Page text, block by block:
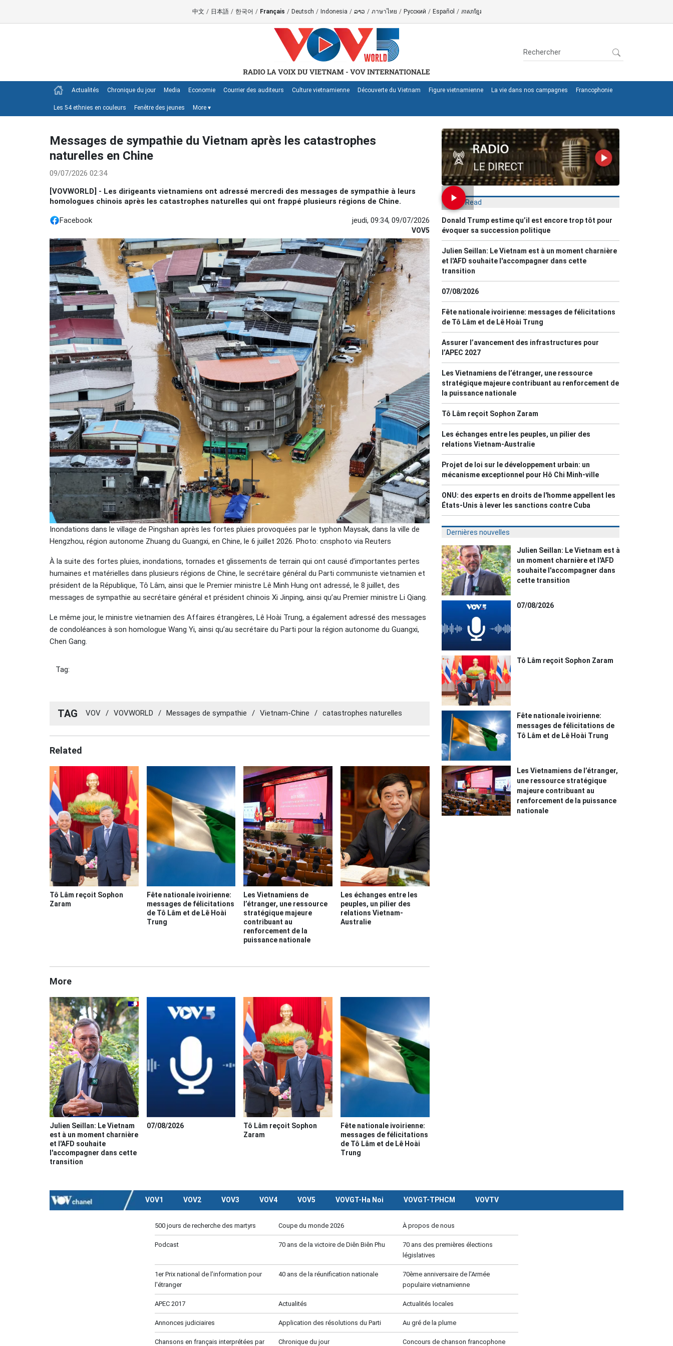
中文 / 日本語 / 한국어 / Français / Deutsch / Indonesia / ລາວ / ภาษาไทย / Русский / Español / ភាសាខ្មែរ
Actualités Chronique du jour Media Economie Courrier des auditeurs Culture vietnamienne Découverte du Vietnam Figure vietnamienne La vie dans nos campagnes Francophonie
Les 54 ethnies en couleurs Fenêtre des jeunes More ▾
Messages de sympathie du Vietnam après les catastrophes
naturelles en Chine
09/07/2026 02:34
[VOVWORLD] - Les dirigeants vietnamiens ont adressé mercredi des messages de sympathie à leurs
homologues chinois après les catastrophes naturelles qui ont frappé plusieurs régions de Chine.
Facebook jeudi, 09:34, 09/07/2026
VOV5
Inondations dans le village de Pingshan après les fortes pluies provoquées par le typhon Maysak, dans la ville de
Hengzhou, région autonome Zhuang du Guangxi, en Chine, le 6 juillet 2026. Photo: cnsphoto via Reuters
À la suite des fortes pluies, inondations, tornades et glissements de terrain qui ont causé d’importantes pertes
humaines et matérielles dans plusieurs régions de Chine, le secrétaire général du Parti communiste vietnamien et
président de la République, Tô Lâm, ainsi que le Premier ministre Lê Minh Hung ont adressé, le 8 juillet, des
messages de sympathie au secrétaire général et président chinois Xi Jinping, ainsi qu’au Premier ministre Li Qiang.
Le même jour, le ministre vietnamien des Affaires étrangères, Lê Hoài Trung, a également adressé des messages
de condoléances à son homologue Wang Yi, ainsi qu’au secrétaire du Parti pour la région autonome du Guangxi,
Chen Gang.
Tag:
TAG VOV / VOVWORLD / Messages de sympathie / Vietnam-Chine / catastrophes naturelles
Related
Tô Lâm reçoit Sophon
Zaram
Fête nationale ivoirienne:
messages de félicitations
de Tô Lâm et de Lê Hoài
Trung
Les Vietnamiens de
l’étranger, une ressource
stratégique majeure
contribuant au
renforcement de la
puissance nationale
Les échanges entre les
peuples, un pilier des
relations Vietnam-
Australie
More
Julien Seillan: Le Vietnam
est à un moment charnière
et l'AFD souhaite
l'accompagner dans cette
transition
07/08/2026
Tô Lâm reçoit Sophon
Zaram
Fête nationale ivoirienne:
messages de félicitations
de Tô Lâm et de Lê Hoài
Trung
Most Read
Donald Trump estime qu’il est encore trop tôt pour
évoquer sa succession politique
Julien Seillan: Le Vietnam est à un moment charnière
et l'AFD souhaite l'accompagner dans cette
transition
07/08/2026
Fête nationale ivoirienne: messages de félicitations
de Tô Lâm et de Lê Hoài Trung
Assurer l’avancement des infrastructures pour
l’APEC 2027
Les Vietnamiens de l’étranger, une ressource
stratégique majeure contribuant au renforcement de
la puissance nationale
Tô Lâm reçoit Sophon Zaram
Les échanges entre les peuples, un pilier des
relations Vietnam-Australie
Projet de loi sur le développement urbain: un
mécanisme exceptionnel pour Hô Chi Minh-ville
ONU: des experts en droits de l'homme appellent les
États-Unis à lever les sanctions contre Cuba
Dernières nouvelles
Julien Seillan: Le Vietnam est à
un moment charnière et l'AFD
souhaite l'accompagner dans
cette transition
07/08/2026
Tô Lâm reçoit Sophon Zaram
Fête nationale ivoirienne:
messages de félicitations de
Tô Lâm et de Lê Hoài Trung
Les Vietnamiens de l’étranger,
une ressource stratégique
majeure contribuant au
renforcement de la puissance
nationale
VOV1 VOV2 VOV3 VOV4 VOV5 VOVGT-Ha Noi VOVGT-TPHCM VOVTV
500 jours de recherche des martyrs Coupe du monde 2026 À propos de nous
Podcast 70 ans de la victoire de Diên Biên Phu
70 ans des premières élections
législatives
1er Prix national de l’information pour
l'étranger
40 ans de la réunification nationale
70ème anniversaire de l'Armée
populaire vietnamienne
APEC 2017 Actualités Actualités locales
Annonces judiciaires Application des résolutions du Parti Au gré de la plume
Chansons en français interprétées par Chronique du jour Concours de chanson francophone